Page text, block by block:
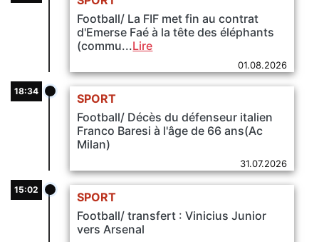
Football/ La FIF met fin au contrat
d'Emerse Faé à la tête des éléphants
(commu...Lire
01.08.2026
SPORT
Football/ Décès du défenseur italien
Franco Baresi à l'âge de 66 ans(Ac
Milan)
31.07.2026
18:34
SPORT
Football/ transfert : Vinicius Junior
vers Arsenal
15:02